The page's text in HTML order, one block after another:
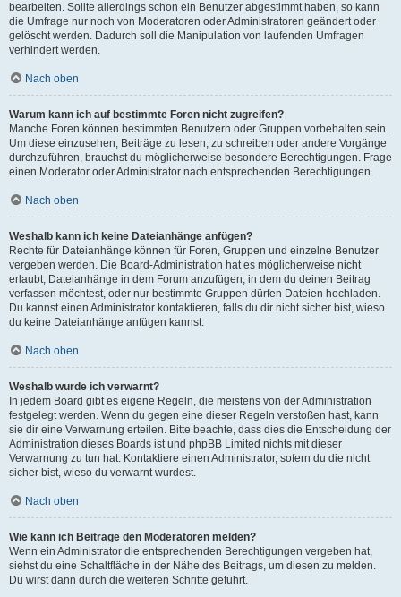
bearbeiten. Sollte allerdings schon ein Benutzer abgestimmt haben, so kann
die Umfrage nur noch von Moderatoren oder Administratoren geändert oder
gelöscht werden. Dadurch soll die Manipulation von laufenden Umfragen
verhindert werden.
Nach oben
Warum kann ich auf bestimmte Foren nicht zugreifen?
Manche Foren können bestimmten Benutzern oder Gruppen vorbehalten sein.
Um diese einzusehen, Beiträge zu lesen, zu schreiben oder andere Vorgänge
durchzuführen, brauchst du möglicherweise besondere Berechtigungen. Frage
einen Moderator oder Administrator nach entsprechenden Berechtigungen.
Nach oben
Weshalb kann ich keine Dateianhänge anfügen?
Rechte für Dateianhänge können für Foren, Gruppen und einzelne Benutzer
vergeben werden. Die Board-Administration hat es möglicherweise nicht
erlaubt, Dateianhänge in dem Forum anzufügen, in dem du deinen Beitrag
verfassen möchtest, oder nur bestimmte Gruppen dürfen Dateien hochladen.
Du kannst einen Administrator kontaktieren, falls du dir nicht sicher bist, wieso
du keine Dateianhänge anfügen kannst.
Nach oben
Weshalb wurde ich verwarnt?
In jedem Board gibt es eigene Regeln, die meistens von der Administration
festgelegt werden. Wenn du gegen eine dieser Regeln verstoßen hast, kann
sie dir eine Verwarnung erteilen. Bitte beachte, dass dies die Entscheidung der
Administration dieses Boards ist und phpBB Limited nichts mit dieser
Verwarnung zu tun hat. Kontaktiere einen Administrator, sofern du die nicht
sicher bist, wieso du verwarnt wurdest.
Nach oben
Wie kann ich Beiträge den Moderatoren melden?
Wenn ein Administrator die entsprechenden Berechtigungen vergeben hat,
siehst du eine Schaltfläche in der Nähe des Beitrags, um diesen zu melden.
Du wirst dann durch die weiteren Schritte geführt.